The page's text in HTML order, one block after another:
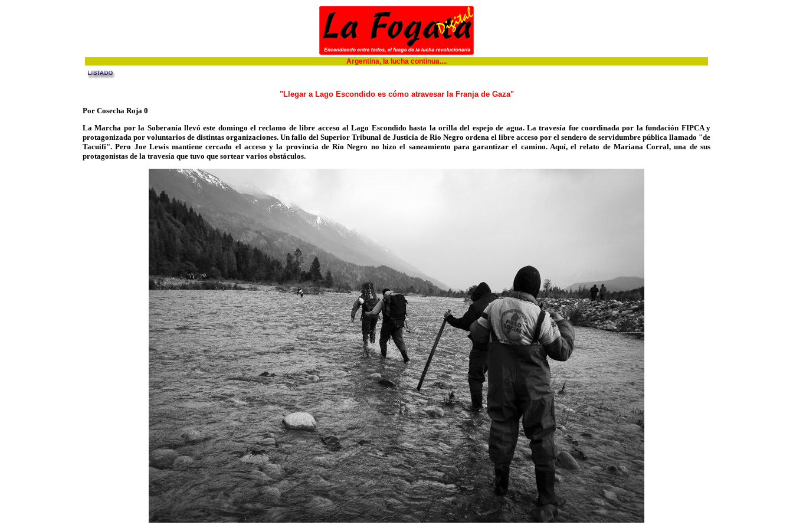
Argentina, la lucha continua....
"Llegar a Lago Escondido es cómo atravesar la Franja de Gaza"
Por Cosecha Roja 0
La Marcha por la Soberanía llevó este domingo el reclamo de libre acceso al Lago Escondido hasta la orilla del espejo de agua. La travesía fue coordinada por la fundación FIPCA y
protagonizada por voluntarios de distintas organizaciones. Un fallo del Superior Tribunal de Justicia de Rio Negro ordena el libre acceso por el sendero de servidumbre pública llamado "de
Tacuifí". Pero Joe Lewis mantiene cercado el acceso y la provincia de Río Negro no hizo el saneamiento para garantizar el camino. Aquí, el relato de Mariana Corral, una de sus
protagonistas de la travesía que tuvo que sortear varios obstáculos.